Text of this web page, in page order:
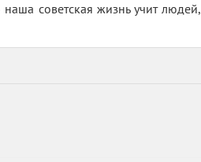
советская жизнь учит людей,